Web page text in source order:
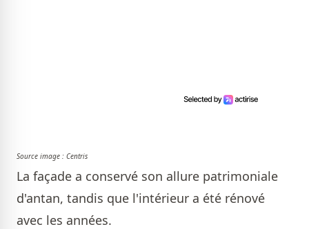
Source image : Centris
La façade a conservé son allure patrimoniale
d'antan, tandis que l'intérieur a été rénové
avec les années.